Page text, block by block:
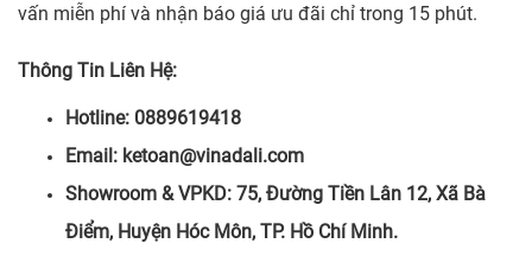
vấn miễn phí và nhận báo giá ưu đãi chỉ trong 15 phút.
Thông Tin Liên Hệ:
Hotline: 0889619418
Email: ketoan@vinadali.com
Showroom & VPKD: 75, Đường Tiền Lân 12, Xã Bà
Điểm, Huyện Hóc Môn, TP. Hồ Chí Minh.